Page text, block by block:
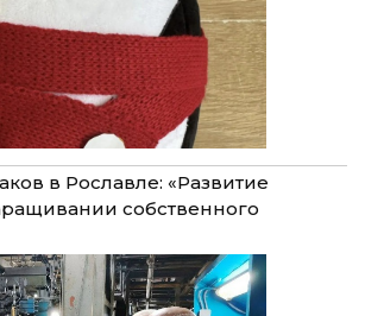
в Рославле: «Развитие
собственного